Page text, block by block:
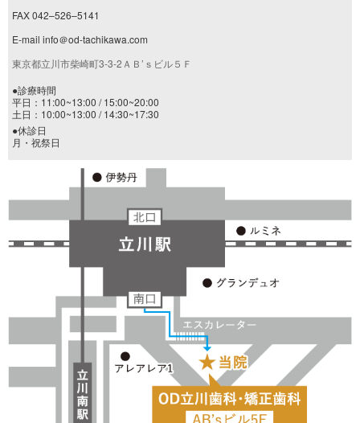
FAX 042–526–5141
E-mail info＠od-tachikawa.com
東京都立川市柴崎町3-3-2ＡＢ’ｓビル５Ｆ
●診療時間
平日：11:00~13:00 / 15:00~20:00
土日：10:00~13:00 / 14:30~17:30
●休診日
月・祝祭日